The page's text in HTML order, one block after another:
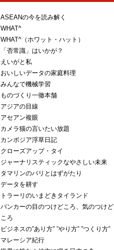
ASEANの今を読み解く
WHAT^
WHAT^（ホワット・ハット）
「否常識」はいかが？
えいがと私
おいしいデータの家庭料理
みんなで機械学習
ものづくり一徹本舗
アジアの目線
アセアン複眼
カメラ猫の言いたい放題
カンボジア浮草日記
クローズアップ・タイ
ジャーナリスティックなやさしい未来
タマリンのパリとはずがたり
データを耕す
トラーリのいまどきタイランド
バンカーの目のつけどころ、気のつけど
ころ
ビジネスの”あり方” ”やり方” ”つくり方”
マレーシア紀行